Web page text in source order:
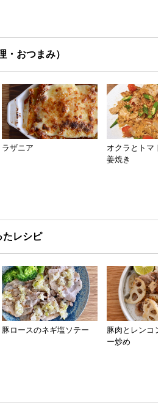
・おつまみ）
ラザニア
オクラとトマ
姜焼き
たレシピ
豚ロースのネギ塩ソテー
豚肉とレンコ
ー炒め